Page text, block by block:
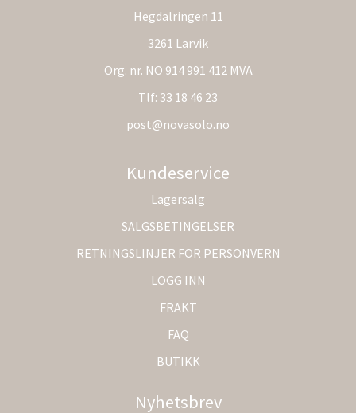
Hegdalringen 11
3261 Larvik
Org. nr. NO 914 991 412 MVA
Tlf: 33 18 46 23
post@novasolo.no
Kundeservice
Lagersalg
SALGSBETINGELSER
RETNINGSLINJER FOR PERSONVERN
LOGG INN
FRAKT
FAQ
BUTIKK
Nyhetsbrev